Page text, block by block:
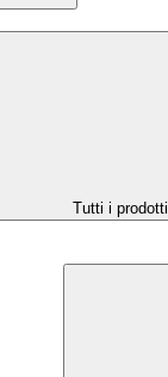
Tutti i prodotti